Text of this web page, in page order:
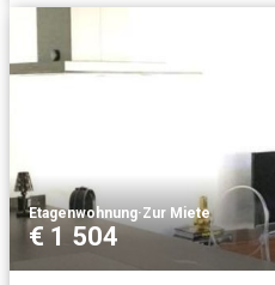
Etagenwohnung·Zur Miete
€ 1 504